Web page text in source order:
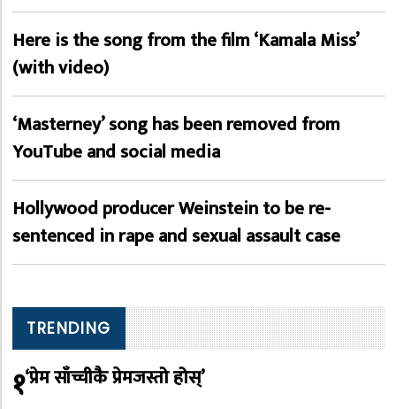
Here is the song from the film ‘Kamala Miss’
(with video)
‘Masterney’ song has been removed from
YouTube and social media
Hollywood producer Weinstein to be re-
sentenced in rape and sexual assault case
TRENDING
१‘प्रेम साँच्चीकै प्रेमजस्तो होस्’